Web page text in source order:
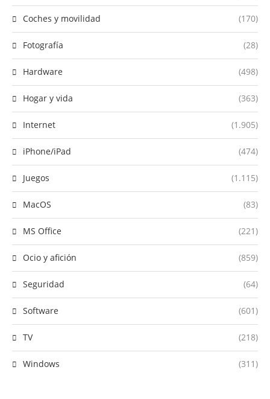
Coches y movilidad (170)
Fotografía (28)
Hardware (498)
Hogar y vida (363)
Internet (1.905)
iPhone/iPad (474)
Juegos (1.115)
MacOS (83)
MS Office (221)
Ocio y afición (859)
Seguridad (64)
Software (601)
TV (218)
Windows (311)